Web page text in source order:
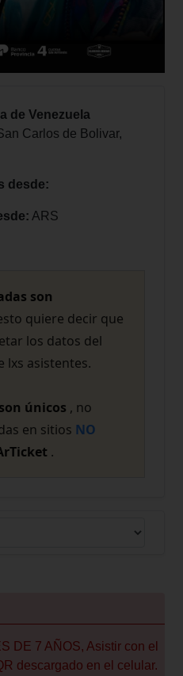
de Venezuela
Carlos de Bolivar,
desde:
ARS
son
quiere decir que
los datos del
lxs asistentes.
únicos , no
en sitios NO
.
DE 7 AÑOS, Asistir con el
descargado en el celular.